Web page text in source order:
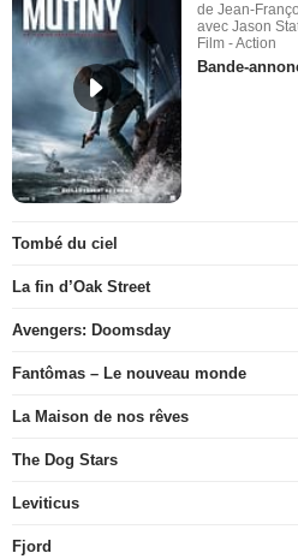
de Jean-
avec Jason
Film - Action
Bande-
Tombé du ciel
La fin d’Oak Street
Avengers: Doomsday
Fantômas – Le nouveau monde
La Maison de nos rêves
The Dog Stars
Leviticus
Fjord